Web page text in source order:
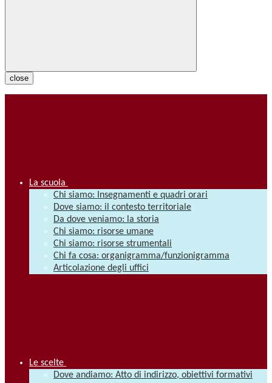
close
La scuola
Chi siamo: Insegnamenti e quadri orari
Dove siamo: il contesto territoriale
Da dove veniamo: la storia
Chi siamo: risorse umane
Chi siamo: risorse strumentali
Chi fa cosa: organigramma/funzionigramma
Articolazione degli uffici
Le scelte
Dove andiamo: Atto di indirizzo, obiettivi formativi